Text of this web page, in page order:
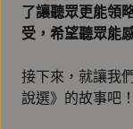
了讓聽眾更能領
受，希望聽眾能
接下來，就讓我
說選》的故事吧！